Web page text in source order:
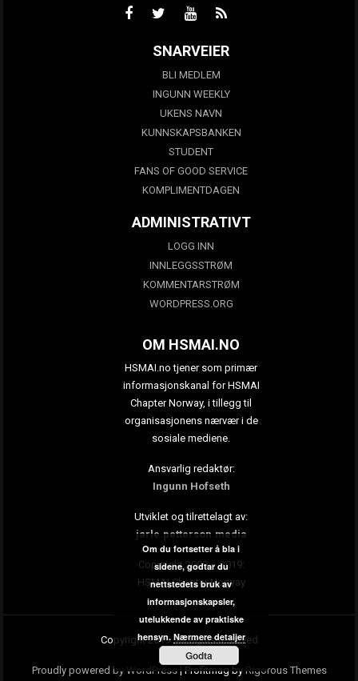
SNARVEIER
BLI MEDLEM
INGUNN WEEKLY
UKENS NAVN
KUNNSKAPSBANKEN
STUDENT
FANS OF GOOD SERVICE
KOMPLIMENTDAGEN
ADMINISTRATIVT
LOGG INN
INNLEGGSSTRØM
KOMMENTARSTRØM
WORDPRESS.ORG
OM HSMAI.NO
HSMAI.no tjener som primær
informasjonskanal for HSMAI
Chapter Norway, i tillegg til
organisasjonens nærvær i de
sosiale mediene.
Ansvarlig redaktør:
Ingunn Hofseth
Utviklet og tilrettelagt av:
jarle.petterson.media
Copyright 2009 – 2019:
HSMAI Chapter Norway
Copyright 2019. All rights reserved
Proudly powered by WordPress | Profitmag by Rigorous Themes
Om du fortsetter å bla i
sidene, godtar du
nettstedets bruk av
informasjonskapsler,
utelukkende av praktiske
hensyn. Nærmere detaljer
Godta